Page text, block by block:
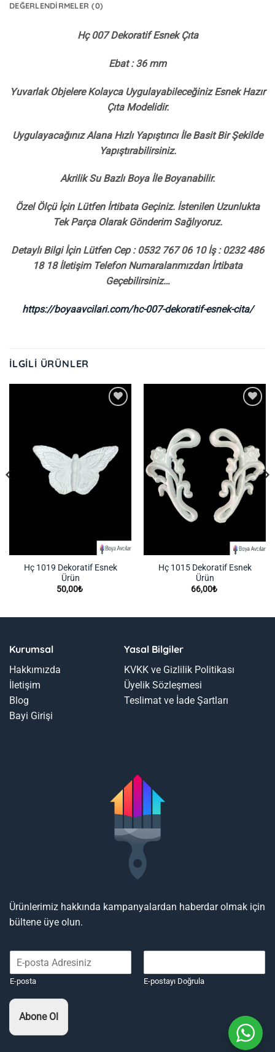
DEĞERLENDIRMELER (0)
Hç 007 Dekoratif Esnek Çıta
Ebat : 36 mm
Yuvarlak Objelere Kolayca Uygulayabileceğiniz Esnek Hazır
Çıta Modelidir.
Uygulayacağınız Alana Hızlı Yapıştırıcı İle Basit Bir Şekilde
Yapıştırabilirsiniz.
Akrilik Su Bazlı Boya İle Boyanabilir.
Özel Ölçü İçin Lütfen İrtibata Geçiniz. İstenilen Uzunlukta
Tek Parça Olarak Gönderim Sağlıyoruz.
Detaylı Bilgi İçin Lütfen Cep : 0532 767 06 10 İş : 0232 486
18 18 İletişim Telefon Numaralarımızdan İrtibata
Geçebilirsiniz…
https://boyaavcilari.com/hc-007-dekoratif-esnek-cita/
İLGILI ÜRÜNLER
Hç 1019 Dekoratif Esnek
Ürün
50,00₺
Hç 1015 Dekoratif Esnek
Ürün
66,00₺
Kurumsal
Hakkımızda
İletişim
Blog
Bayi Girişi
Yasal Bilgiler
KVKK ve Gizlilik Politikası
Üyelik Sözleşmesi
Teslimat ve İade Şartları
Ürünlerimiz hakkında kampanyalardan haberdar olmak için
bültene üye olun.
E-posta E-postayı Doğrula
Abone Ol